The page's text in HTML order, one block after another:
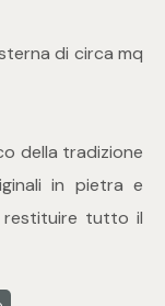
di circa mq
della tradizione
in pietra e
restituire tutto il